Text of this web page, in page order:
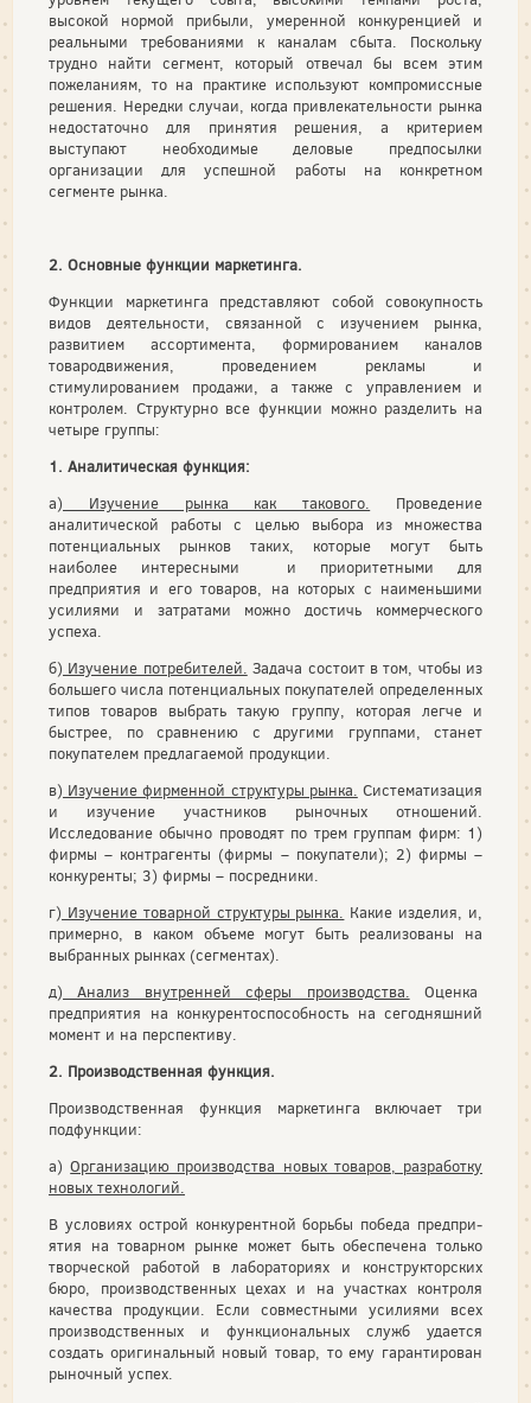
высокой нормой прибыли, умеренной конкуренци­ей и
реальными требованиями к каналам сбыта. Поскольку
трудно найти сегмент, который отвечал бы всем этим
пожеланиям, то на практике используют компро­миссные
решения. Нередки случаи, когда привлекательности рынка
недостаточ­но для принятия решения, а критерием
выступают необходимые деловые предпо­сылки
организации для успешной работы на конкретном
сегменте рынка.
2. Основные функции маркетинга.
Функции маркетинга представляют собой совокупность
видов деятельности, связанной с изучением рынка,
развитием ассортимента, формированием каналов
товародвижения, проведением рекламы и
стимулированием продажи, а также с управлением и
контролем. Структурно все функции можно разделить на
четыре группы:
1. Аналитическая функция:
а) Изучение рынка как такового. Проведение
аналитической работы с целью выбора из множества
потенциальных рынков таких, которые могут быть
наиболее интересными и приоритетными для
предприятия и его товаров, на которых с наименьшими
усилиями и затратами можно достичь коммерческого
успеха.
б) Изучение потребителей. Задача состоит в том, чтобы из
большего числа потенциальных покупателей определенных
типов товаров выбрать такую группу, которая легче и
быстрее, по сравнению с другими группами, станет
покупателем предлагаемой продукции.
в) Изучение фирменной структуры рынка. Систематизация
и изучение участников рыночных отношений.
Исследование обычно проводят по трем группам фирм: 1)
фирмы – контрагенты (фирмы – покупатели); 2) фирмы –
конкуренты; 3) фирмы – посредники.
г) Изучение товарной структуры рынка. Какие изделия, и,
примерно, в каком объеме могут быть реализованы на
выбранных рынках (сегментах).
д) Анализ внутренней сферы производства. Оценка
предприятия на конкурентоспособность на сегодняшний
момент и на перспективу.
2. Производственная функция.
Производственная функция маркетинга включает три
подфункции:
а)Организацию производства новых товаров, разработку
новых технологий.
В условиях острой конкурентной борьбы победа предпри­
ятия на товарном рынке может быть обеспечена только
твор­ческой работой в лабораториях и конструкторских
бюро, про­изводственных цехах и на участках контроля
качества про­дукции. Если совместными усилиями всех
производственных и функциональных служб удается
создать оригинальный но­вый товар, то ему гарантирован
рыночный успех.